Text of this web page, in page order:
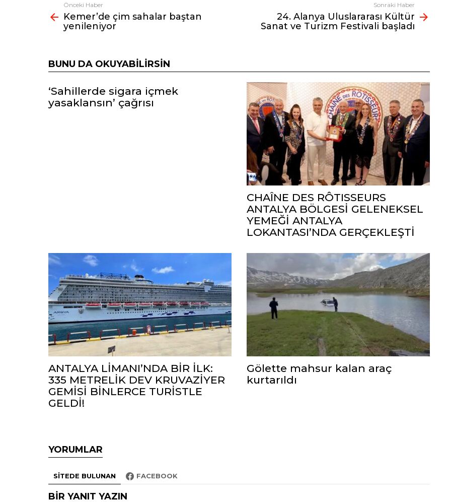
Fazlasına
bak
Önceki Haber
Kemer’de çim sahalar baştan
yenileniyor
Sonraki Haber
24. Alanya Uluslararası Kültür
Sanat ve Turizm Festivali başladı
BUNU DA OKUYABILIRSIN
‘Sahillerde sigara içmek
yasaklansın’ çağrısı
CHAÎNE DES RÔTISSEURS
ANTALYA BÖLGESİ GELENEKSEL
YEMEĞİ ANTALYA
LOKANTASI’NDA GERÇEKLEŞTİ
ANTALYA LİMANI’NDA BİR İLK:
335 METRELİK DEV KRUVAZİYER
GEMİSİ BİNLERCE TURİSTLE
GELDİ!
Gölette mahsur kalan araç
kurtarıldı
YORUMLAR
SITEDE BULUNAN FACEBOOK
BIR YANIT YAZIN